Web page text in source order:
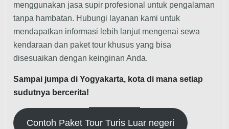
menggunakan jasa supir profesional untuk pengalaman
tanpa hambatan. Hubungi layanan kami untuk
mendapatkan informasi lebih lanjut mengenai sewa
kendaraan dan paket tour khusus yang bisa
disesuaikan dengan keinginan Anda.
Sampai jumpa di Yogyakarta, kota di mana setiap
sudutnya bercerita!
Contoh Paket Tour Turis Luar negeri